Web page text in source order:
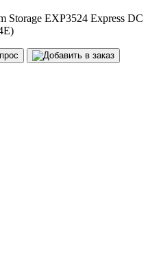
Storage EXP3524 Express DC